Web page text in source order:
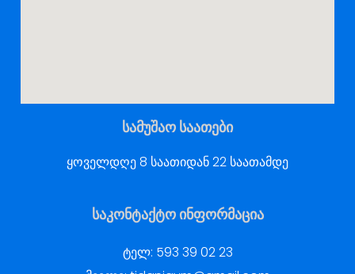
სამუშაო საათები
ყოველდღე 8 საათიდან 22 საათამდე
საკონტაქტო ინფორმაცია
ტელ: 593 39 02 23